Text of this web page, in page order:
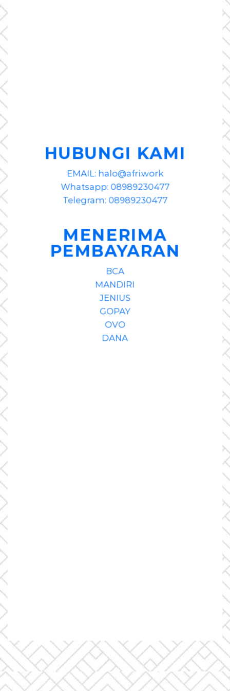
HUBUNGI KAMI
EMAIL: halo@afri.work
Whatsapp: 08989230477
Telegram: 08989230477
MENERIMA
PEMBAYARAN
BCA
MANDIRI
JENIUS
GOPAY
OVO
DANA